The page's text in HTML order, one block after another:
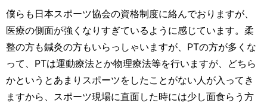
僕らも日本スポーツ協会の資格制度に絡んでおりますが、
医療の側面が強くなりすぎているように感じています。柔
整の方も鍼灸の方もいらっしゃいますが、PTの方が多くな
って、PTは運動療法とか物理療法等を行いますが、どちら
かというとあまりスポーツをしたことがない人が入ってき
ますから、スポーツ現場に直面した時には少し面食らう方